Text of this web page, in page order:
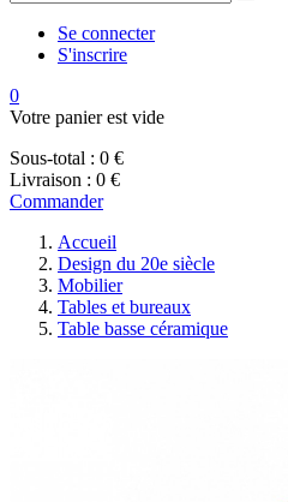
Se connecter
S'inscrire
0
Votre panier est vide
Sous-total : 0 €
Livraison : 0 €
Commander
Accueil
Design du 20e siècle
Mobilier
Tables et bureaux
Table basse céramique